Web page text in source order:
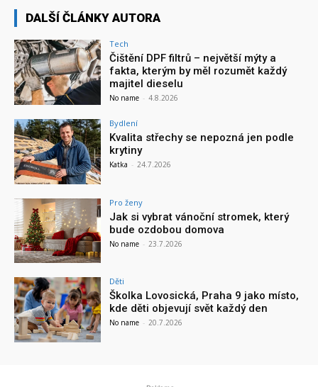
DALŠÍ ČLÁNKY AUTORA
Tech
Čištění DPF filtrů – největší mýty a
fakta, kterým by měl rozumět každý
majitel dieselu
No name - 4.8.2026
Bydlení
Kvalita střechy se nepozná jen podle
krytiny
Katka - 24.7.2026
Pro ženy
Jak si vybrat vánoční stromek, který
bude ozdobou domova
No name - 23.7.2026
Děti
Školka Lovosická, Praha 9 jako místo,
kde děti objevují svět každý den
No name - 20.7.2026